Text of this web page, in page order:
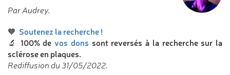
Par Audrey.
🧡 Soutenez la recherche !
🔬 100% de vos dons sont reversés à la recherche sur la
sclérose en plaques.
Rediffusion du 31/05/2022.